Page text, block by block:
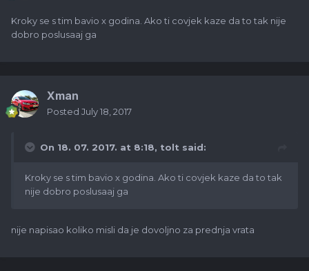
Kroky se s tim bavio x godina. Ako ti covjek kaze da to tak nije
dobro poslusaaj ga
Xman
Posted July 18, 2017
On 18. 07. 2017. at 8:18, tolt said:
Kroky se s tim bavio x godina. Ako ti covjek kaze da to tak
nije dobro poslusaaj ga
nije napisao koliko misli da je dovoljno za prednja vrata